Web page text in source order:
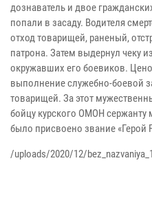
дознаватель и двое
попали в засаду. Водителя
отход товарищей, раненый,
патрона. Затем выдернул чеку
окружавших его боевиков.
выполнение служебно-боевой
товарищей. За этот
бойцу курского ОМОН
было присвоено звание «Герой
/uploads/2020/12/